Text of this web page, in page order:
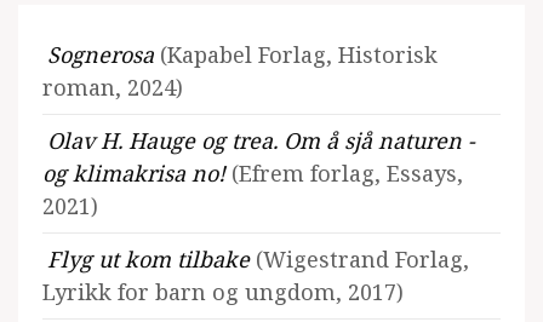
Sognerosa (Kapabel Forlag, Historisk
roman, 2024)
Olav H. Hauge og trea. Om å sjå naturen -
og klimakrisa no!(Efrem forlag, Essays,
2021)
Flyg ut kom tilbake (Wigestrand Forlag,
Lyrikk for barn og ungdom, 2017)